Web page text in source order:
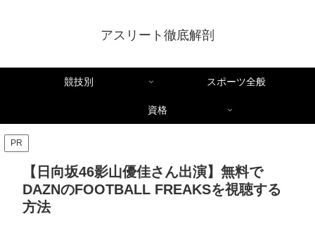
アスリート徹底解剖
競技別 スポーツ全般
資格
PR
【日向坂46影山優佳さん出演】無料で
DAZNのFOOTBALL FREAKSを視聴する
方法